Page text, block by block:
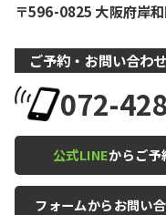
〒596-0825 大阪府岸
ご予約・お問い合わせ
072-
公式LINEからご予
フォームからお問い